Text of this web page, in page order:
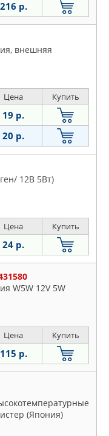
216 р.
внешняя
Цена Купить
19 р.
20 р.
12В 5Вт)
Цена Купить
24 р.
W5W 12V 5W
Цена Купить
115 р.
(Япония)